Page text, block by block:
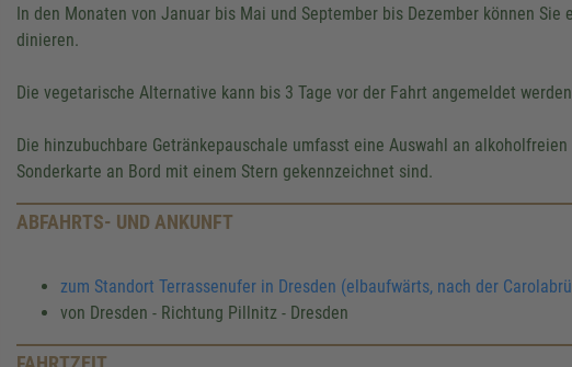
In den Monaten von Januar bis Mai und September bis Dezember können
dinieren.
Die vegetarische Alternative kann bis 3 Tage vor der Fahrt angemeldet
Die hinzubuchbare Getränkepauschale umfasst eine Auswahl an
Sonderkarte an Bord mit einem Stern gekennzeichnet sind.
ABFAHRTS- UND ANKUNFT
zum Standort Terrassenufer in Dresden (elbaufwärts, nach der
von Dresden - Richtung Pillnitz - Dresden